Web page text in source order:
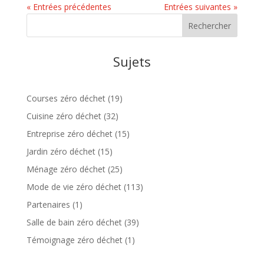
« Entrées précédentes Entrées suivantes »
Sujets
Courses zéro déchet(19)
Cuisine zéro déchet(32)
Entreprise zéro déchet(15)
Jardin zéro déchet(15)
Ménage zéro déchet(25)
Mode de vie zéro déchet(113)
Partenaires (1)
Salle de bain zéro déchet(39)
Témoignage zéro déchet(1)